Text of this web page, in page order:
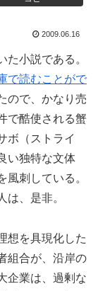
2009.06.16
小説である。
で読むことがで
ので、かなり売
で酷使される蟹
ボ（ストライ
い独特な文体
刺している。
は、是非。
想を具現化した
組合が、沿岸の
企業は、過剰な